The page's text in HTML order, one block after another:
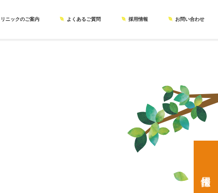
ニックのご案内 よくあるご質問 採用情報 お問い合わせ